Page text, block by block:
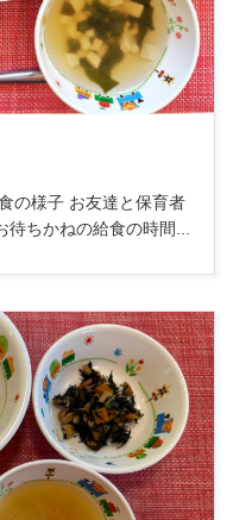
の様子 お友達と保育者
ちかねの給食の時間...